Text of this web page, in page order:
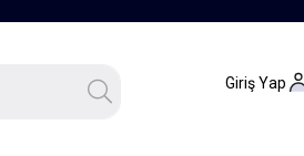
Giriş Yap